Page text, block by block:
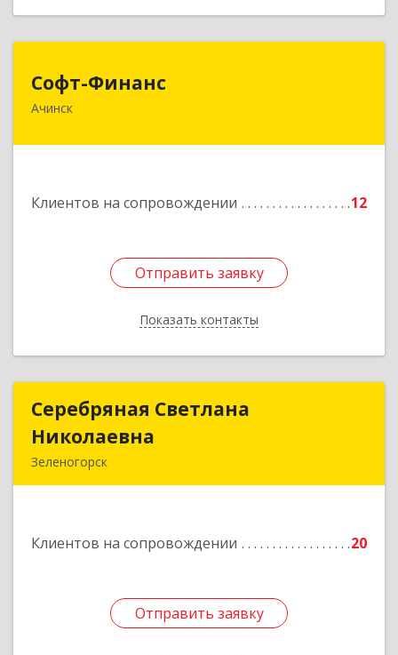
Софт-Финанс
Ачинск
Клиентов на сопровождении 12
Отправить заявку
Показать контакты
662150, Красноярский край, Ачинск г, 1-й мкр,
Отправить заявку
Назад
Серебряная Светлана
Николаевна
Зеленогорск
Клиентов на сопровождении 20
Отправить заявку
Серебряная Светлана
Подробнее
Отправить заявку